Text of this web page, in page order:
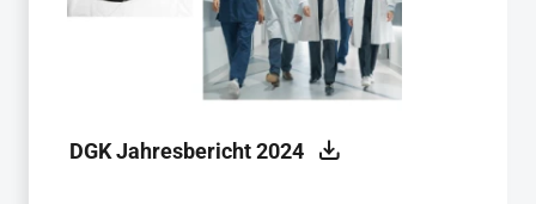
DGK Jahresbericht 2024